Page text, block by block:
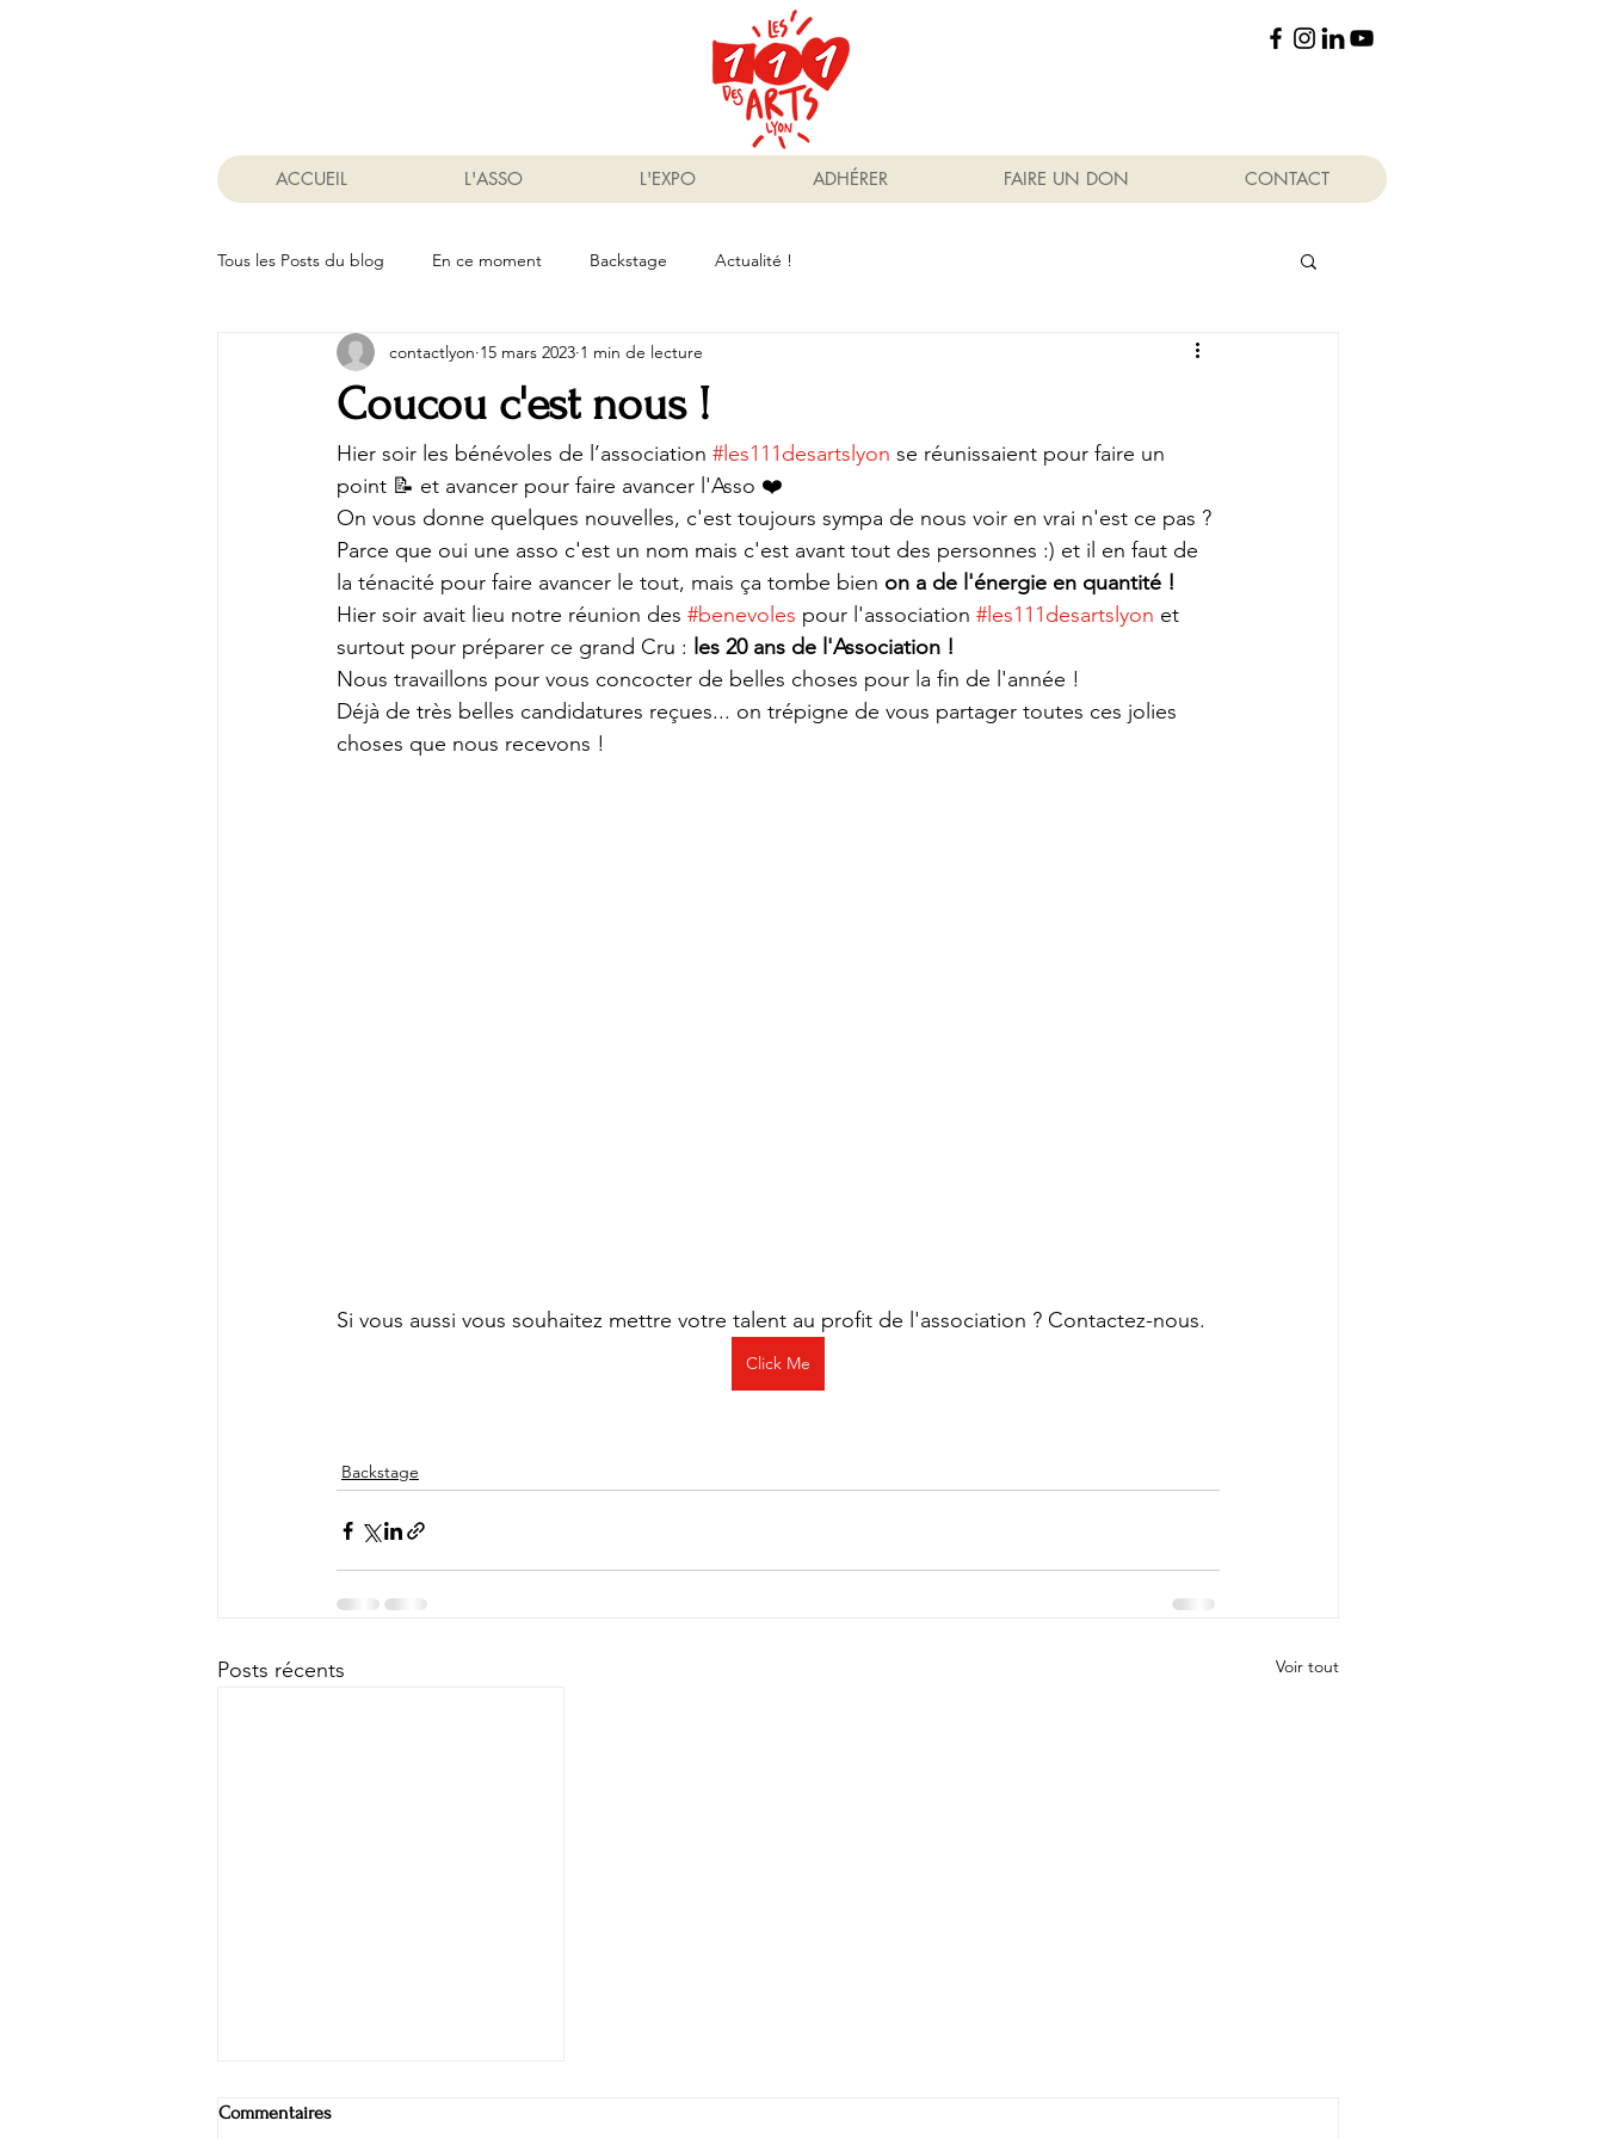
ACCUEIL L'ASSO L'EXPO ADHÉRER FAIRE UN DON CONTACT
Tous les Posts du blog En ce moment Backstage Actualité !
Coucou c'est nous !
contactlyon 15 mars 2023 1 min de lecture
Hier soir les bénévoles de l’association #les111desartslyon se réunissaient pour faire un
point 📝 et avancer pour faire avancer l'Asso ❤️
On vous donne quelques nouvelles, c'est toujours sympa de nous voir en vrai n'est ce pas ?
Parce que oui une asso c'est un nom mais c'est avant tout des personnes :) et il en faut de
la ténacité pour faire avancer le tout, mais ça tombe bien on a de l'énergie en quantité !
Hier soir avait lieu notre réunion des #benevoles pour l'association #les111desartslyon et
surtout pour préparer ce grand Cru : les 20 ans de l'Association !
Nous travaillons pour vous concocter de belles choses pour la fin de l'année !
Déjà de très belles candidatures reçues... on trépigne de vous partager toutes ces jolies
choses que nous recevons !
Si vous aussi vous souhaitez mettre votre talent au profit de l'association ? Contactez-nous.
Click Me
Backstage
Posts récents Voir tout
Commentaires